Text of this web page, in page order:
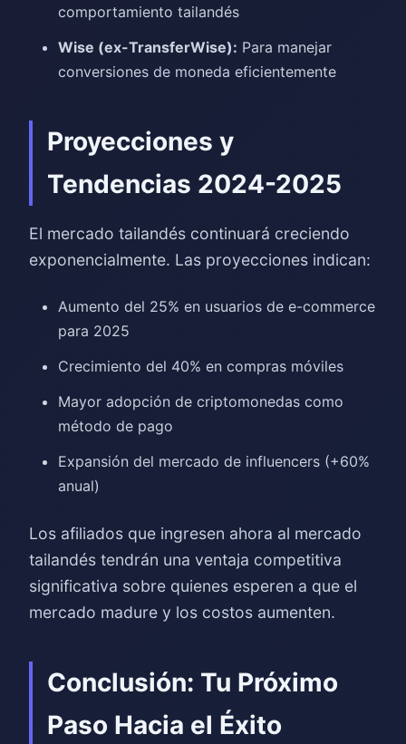
comportamiento tailandés
Wise (ex-TransferWise): Para manejar
conversiones de moneda eficientemente
Proyecciones y
Tendencias 2024-2025
El mercado tailandés continuará creciendo
exponencialmente. Las proyecciones indican:
Aumento del 25% en usuarios de e-commerce
para 2025
Crecimiento del 40% en compras móviles
Mayor adopción de criptomonedas como
método de pago
Expansión del mercado de influencers (+60%
anual)
Los afiliados que ingresen ahora al mercado
tailandés tendrán una ventaja competitiva
significativa sobre quienes esperen a que el
mercado madure y los costos aumenten.
Conclusión: Tu Próximo
Paso Hacia el Éxito